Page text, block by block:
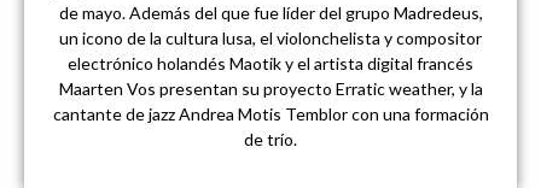
de mayo. Además del que fue líder del grupo Madredeus,
un icono de la cultura lusa, el violonchelista y compositor
electrónico holandés Maotik y el artista digital francés
Maarten Vos presentan su proyecto Erratic weather, y la
cantante de jazz Andrea Motis Temblor con una formación
de trío.